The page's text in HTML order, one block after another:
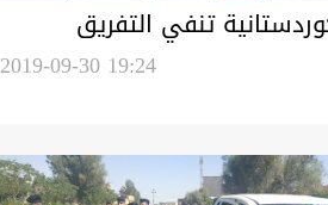
تنفي التفريق
لمدن الاقليم2019-09-30 19:24